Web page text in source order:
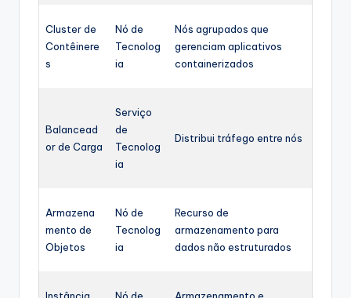
Cluster de
Contêinere
s
Nó de
Tecnolog
ia
Nós agrupados que
gerenciam aplicativos
containerizados
Balancead
or de Carga
Serviço
de
Tecnolog
ia
Distribui tráfego entre nós
Armazena
mento de
Objetos
Nó de
Tecnolog
ia
Recurso de
armazenamento para
dados não estruturados
Instância
Nó de
Armazenamento e